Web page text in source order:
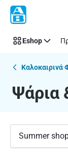
Παράλειψη
Ψάρια
Βασιλόπουλος
Eshop
Καλοκαιρινά
Ψάρια
Summer